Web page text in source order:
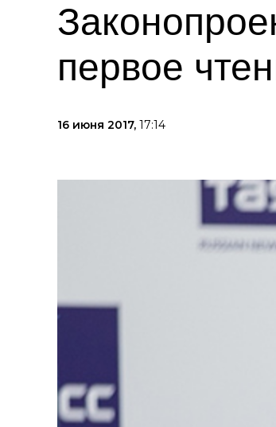
первое
16 июня 2017, 17:14